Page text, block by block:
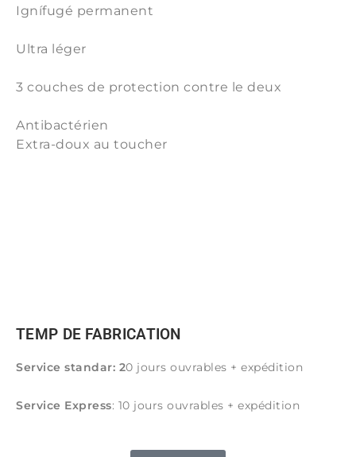
Ignífugé permanent
Ultra léger
3 couches de protection contre le deux
Antibactérien
Extra-doux au toucher
TEMP DE FABRICATION
Service standar: 20 jours ouvrables + expédition
Service Express: 10 jours ouvrables + expédition